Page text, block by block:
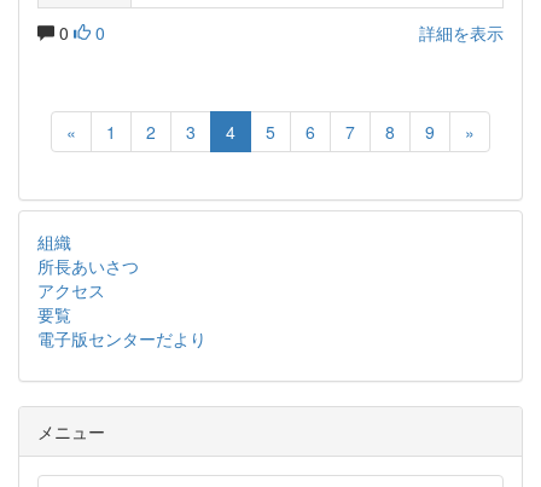
0 0 詳細を表示
« 1 2 3 4 5 6 7 8 9 »
組織
所長あいさつ
アクセス
要覧
電子版センターだより
メニュー